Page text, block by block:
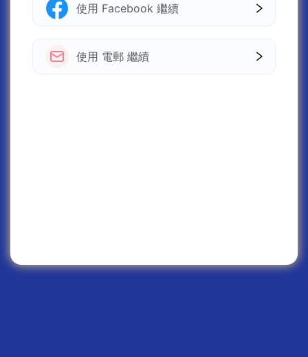
使用 Facebook 繼續
使用 電郵 繼續